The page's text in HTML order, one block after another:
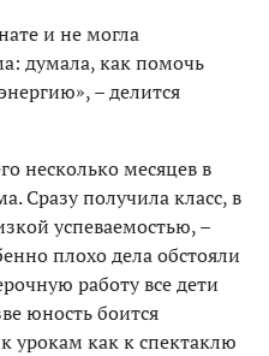
и не могла
думала, как помочь
– делится
несколько месяцев в
Сразу получила класс, в
успеваемостью, –
плохо дела обстояли
работу все дети
юность боится
урокам как к спектаклю